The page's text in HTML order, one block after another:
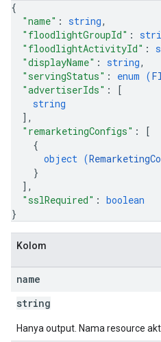
{
"name" : string,
"floodlightGroupId" :
"floodlightActivityId" :
"displayName" : string,
"servingStatus" : enum (
"advertiserIds" :
[
string
] ,
"remarketingConfigs" :
[
{
object (
}
] ,
"sslRequired" : boolean
}
Kolom
name
string
Hanya output. Nama resource